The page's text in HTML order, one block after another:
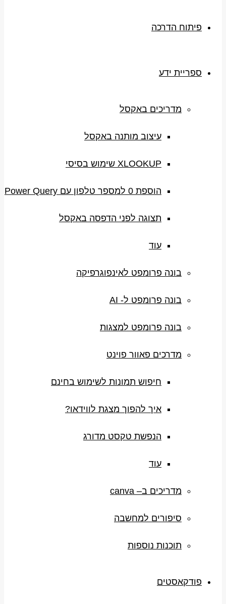
פיתוח הדרכה
ספריית ידע
מדריכים באקסל
עיצוב מותנה באקסל
XLOOKUP שימוש בסיסי
הוספת 0 למספר טלפון עם Power Query
תצוגה לפני הדפסה באקסל
עוד
בונה פרומפט לאינפוגרפיקה
בונה פרומפט ל- AI
בונה פרומפט למצגות
מדרכים פאוור פוינט
חיפוש תמונות לשימוש בחינם
איך להפוך מצגת לווידאו?
הנפשת טקסט מדורג
עוד
מדריכים ב– canva
סיפורים למחשבה
תוכנות נוספות
פודקאסטים